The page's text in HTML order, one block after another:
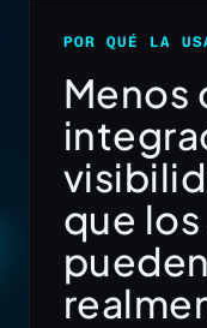
POR QUÉ LA
Menos
que